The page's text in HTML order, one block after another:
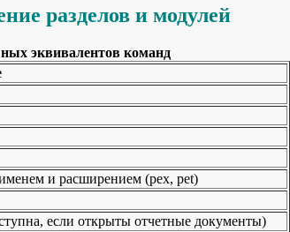
разделов и модулей
эквивалентов команд
и расширением (рех, pet)
если открыты отчетные документы)